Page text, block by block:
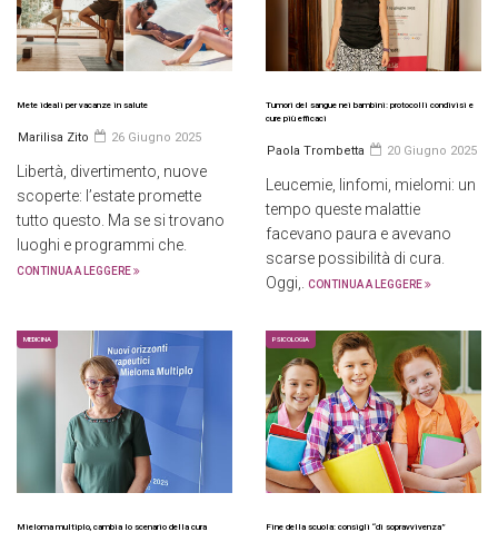
Mete ideali per vacanze in salute
Marilisa Zito 26 Giugno 2025
Libertà, divertimento, nuove
scoperte: l’estate promette
tutto questo. Ma se si trovano
luoghi e programmi che.
CONTINUA A LEGGERE
Tumori del sangue nei bambini: protocolli condivisi e
cure più efficaci
Paola Trombetta 20 Giugno 2025
Leucemie, linfomi, mielomi: un
tempo queste malattie
facevano paura e avevano
scarse possibilità di cura.
Oggi,. CONTINUA A LEGGERE
MEDICINA
Mieloma multiplo, cambia lo scenario della cura
PSICOLOGIA
Fine della scuola: consigli “di sopravvivenza”